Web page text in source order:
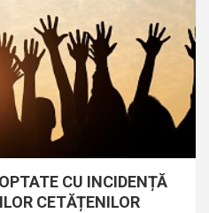
CU INCIDENȚĂ
CETĂȚENILOR